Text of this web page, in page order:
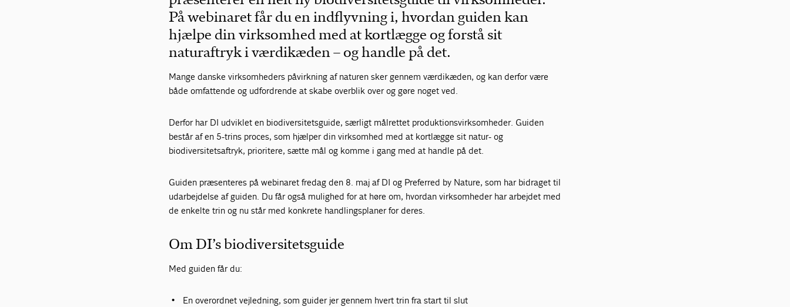
På webinaret får du en indflyvning i, hvordan guiden kan
hjælpe din virksomhed med at kortlægge og forstå sit
naturaftryk i værdikæden – og handle på det.
Mange danske virksomheders påvirkning af naturen sker gennem værdikæden, og kan derfor være
både omfattende og udfordrende at skabe overblik over og gøre noget ved.
Derfor har DI udviklet en biodiversitetsguide, særligt målrettet produktionsvirksomheder. Guiden
består af en 5-trins proces, som hjælper din virksomhed med at kortlægge sit natur- og
biodiversitetsaftryk, prioritere, sætte mål og komme i gang med at handle på det.
Guiden præsenteres på webinaret fredag den 8. maj af DI og Preferred by Nature, som har bidraget til
udarbejdelse af guiden. Du får også mulighed for at høre om, hvordan virksomheder har arbejdet med
de enkelte trin og nu står med konkrete handlingsplaner for deres.
Om DI’s biodiversitetsguide
Med guiden får du:
En overordnet vejledning, som guider jer gennem hvert trin fra start til slut